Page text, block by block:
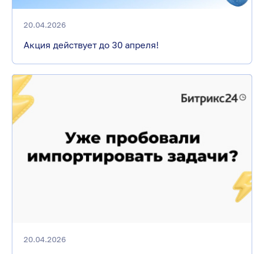
20.04.2026
Акция действует до 30 апреля!
20.04.2026